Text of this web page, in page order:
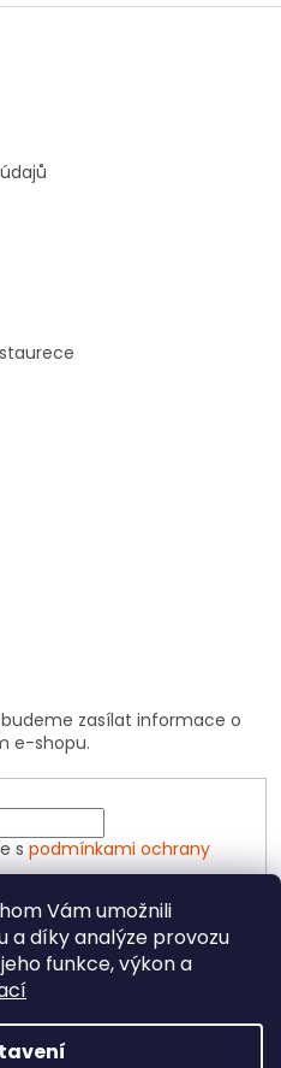
Vám umožnili
a díky analýze provozu
funkce, výkon a
zasílat informace o
e-shopu.
s podmínkami ochrany